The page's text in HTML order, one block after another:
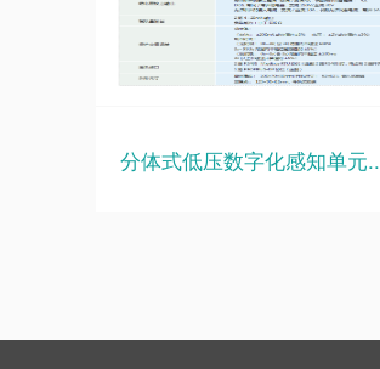
分体式低压数字化感知单元